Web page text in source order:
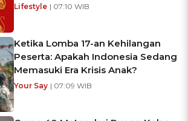
Lifestyle | 07:10 WIB
Ketika Lomba 17-an Kehilangan
Peserta: Apakah Indonesia Sedang
Memasuki Era Krisis Anak?
Your Say | 07:09 WIB